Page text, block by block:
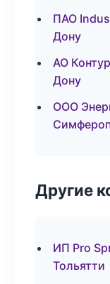
ПАО
Дону
АО
Дону
ООО
Другие
ИП Pro
Тольятти